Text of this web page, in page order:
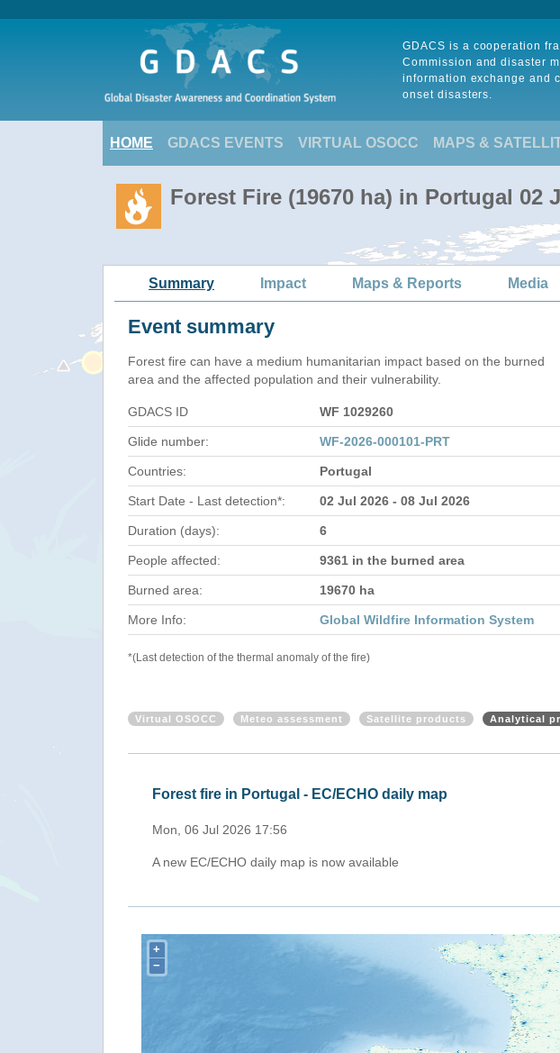
GDACS is a cooperation
Commission and disaster
information exchange and
onset disasters.
HOME GDACS EVENTS VIRTUAL OSOCC MAPS &
Forest Fire (19670 ha) in Portugal 02
Summary Impact Maps & Reports Media
Event summary
Forest fire can have a medium humanitarian impact based on the burned
area and the affected population and their vulnerability.
GDACS ID WF 1029260
Glide number: WF-2026-000101-PRT
Countries: Portugal
Start Date - Last detection*: 02 Jul 2026 - 08 Jul 2026
Duration (days): 6
People affected: 9361 in the burned area
Burned area: 19670 ha
More Info: Global Wildfire Information System
*(Last detection of the thermal anomaly of the fire)
Virtual OSOCC Meteo assessment Satellite products Analytical
Forest fire in Portugal - EC/ECHO daily map
Mon, 06 Jul 2026 17:56
A new EC/ECHO daily map is now available
+
−